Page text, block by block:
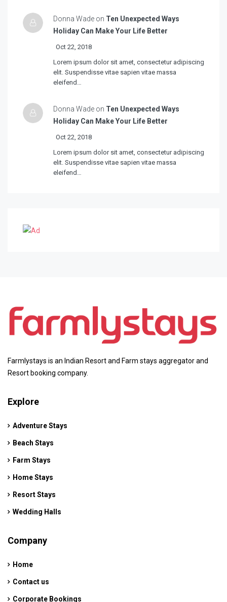
Donna Wade on Ten Unexpected Ways
Holiday Can Make Your Life Better
Oct 22, 2018
Lorem ipsum dolor sit amet, consectetur adipiscing
elit. Suspendisse vitae sapien vitae massa
eleifend…
Donna Wade on Ten Unexpected Ways
Holiday Can Make Your Life Better
Oct 22, 2018
Lorem ipsum dolor sit amet, consectetur adipiscing
elit. Suspendisse vitae sapien vitae massa
eleifend…
Farmlystays is an Indian Resort and Farm stays aggregator and
Resort booking company.
Explore
Adventure Stays
Beach Stays
Farm Stays
Home Stays
Resort Stays
Wedding Halls
Company
Home
Contact us
Corporate Bookings